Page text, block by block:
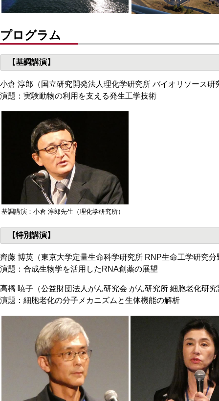
プログラム
【基調講演】
小倉 淳郎（国立研究開発法人理化学研究所 バイオリソース研
演題：実験動物の利用を支える発生工学技術
基調講演：小倉 淳郎先生（理化学研究所）
【特別講演】
齊藤 博英（東京大学定量生命科学研究所 RNP生命工学研究
演題：合成生物学を活用したRNA創薬の展望
高橋 暁子（公益財団法人がん研究会 がん研究所 細胞老化研究
演題：細胞老化の分子メカニズムと生体機能の解析